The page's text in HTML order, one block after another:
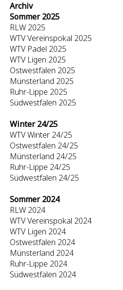
Archiv
Sommer 2025
RLW 2025
WTV Vereinspokal 2025
WTV Padel 2025
WTV Ligen 2025
Ostwestfalen 2025
Münsterland 2025
Ruhr-Lippe 2025
Südwestfalen 2025
Winter 24/25
WTV Winter 24/25
Ostwestfalen 24/25
Münsterland 24/25
Ruhr-Lippe 24/25
Südwestfalen 24/25
Sommer 2024
RLW 2024
WTV Vereinspokal 2024
WTV Ligen 2024
Ostwestfalen 2024
Münsterland 2024
Ruhr-Lippe 2024
Südwestfalen 2024